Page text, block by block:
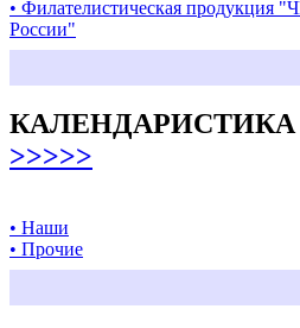
• Филателистическая продукция
России"
КАЛЕНДАРИСТИКА
>>>>>
• Наши
• Прочие